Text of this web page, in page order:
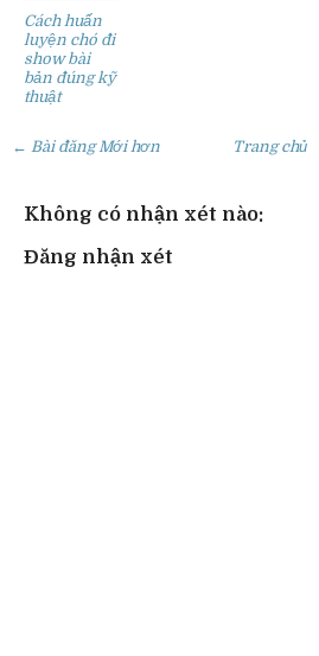
Cách huấn
luyện chó đi
show bài
bản đúng kỹ
thuật
← Bài đăng Mới hơn Trang chủ
Không có nhận xét nào:
Đăng nhận xét